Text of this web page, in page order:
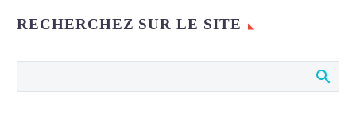
RECHERCHEZ SUR LE SITE